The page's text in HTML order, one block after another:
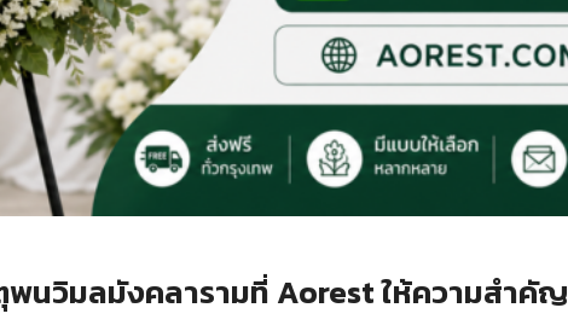
พนวิมลมังคลารามที่ Aorest ให้ความสำคัญ